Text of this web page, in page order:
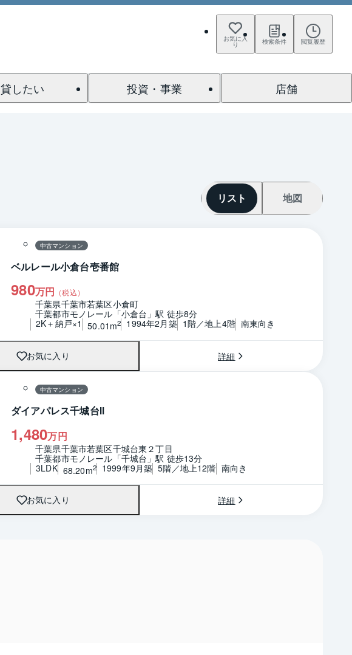
お気に入
り 検索条件 閲覧履歴
貸したい 投資・事業 店舗
リスト 地図
中古マンション
ベルレール小倉台壱番館
980万円 （税込）
千葉県千葉市若葉区小倉町
千葉都市モノレール「小倉台」駅 徒歩8分
2K＋納戸×1
50.01m2 1994年2月築 1階／地上4階 南東向き
お気に入り 詳細
中古マンション
ダイアパレス千城台Ⅱ
1,480万円
千葉県千葉市若葉区千城台東２丁目
千葉都市モノレール「千城台」駅 徒歩13分
3LDK 68.20m2 1999年9月築 5階／地上12階 南向き
お気に入り 詳細